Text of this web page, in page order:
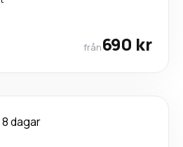
från690 kr
8 dagar